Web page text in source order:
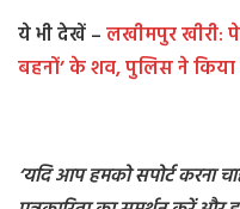
ये भी देखें –लखीमपुर खीरी:
बहनों’ के शव, पुलिस ने
‘यदि आप हमको सपोर्ट करना